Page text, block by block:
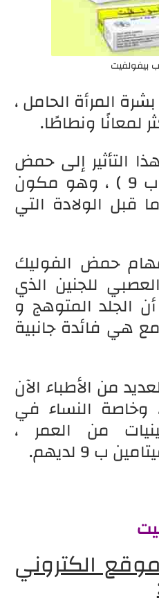
بيفولفيت
المرأة الحامل ،
لمعانًا ونطاطًا.
التأثير إلى حمض
الفوليك ( فيتامين ب 9 ) ، وهو مكون
قبل الولادة التي
حمض الفوليك
للجنين الذي
الجلد المتوهج و
هي فائدة جانبية
من الأطباء الآن
وخاصة النساء في
من العمر ،
9 لديهم.
الكتروني